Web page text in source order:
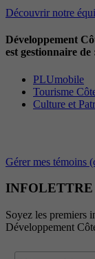
Découvrir notre
Développement
est gestionnaire de
PLUmobile
Tourisme
Culture et
Gérer mes témoins
INFOLETTRE
Soyez les premiers
Développement